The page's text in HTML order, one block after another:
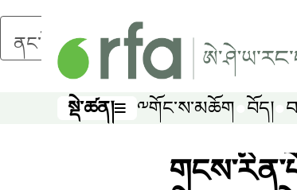
ནང་དོན་གཙོ་བོར་མཆོང་།
སྡེ་ཚན།
སྡེ་ཚན། ༸གོང་ས་མཆོག བོད།